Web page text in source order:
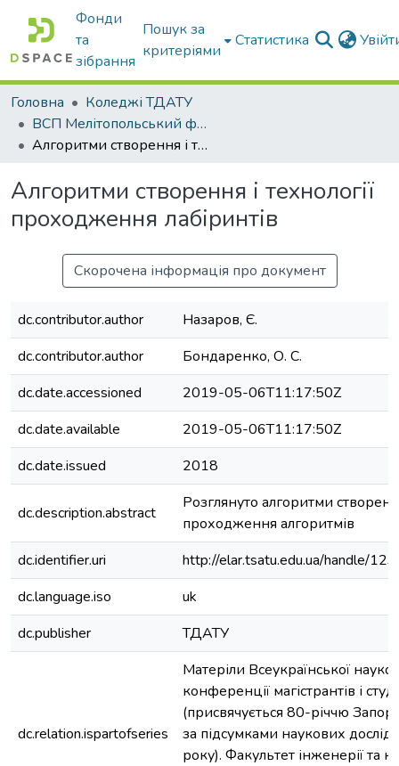
Фонди
та
зібрання
Пошук за
критеріями
Статистика
Головна
Коледжі ТДАТУ
ВСП Мелітопольський фаховий коледж ТДАТУ
Алгоритми створення і технології проходження лабіринтів
Алгоритми створення і технології
проходження лабіринтів
Скорочена інформація про документ
dc.contributor.author
Назаров, Є.
dc.contributor.author
Бондаренко, О. С.
dc.date.accessioned
2019-05-06T11:17:50Z
dc.date.available
2019-05-06T11:17:50Z
dc.date.issued
2018
dc.description.abstract
Розглянуто алгоритми
проходження алгоритмів
dc.identifier.uri
http://elar.tsatu.edu.ua/handle/
dc.language.iso
uk
dc.publisher
ТДАТУ
dc.relation.ispartofseries
Матеріли Всеукраїнської
конференції магістрантів і
(присвячується 80-річчю
за підсумками наукових
року). Факультет інженерії та